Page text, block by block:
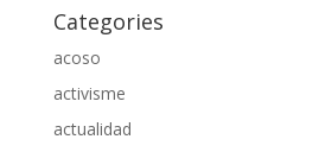
Categories
acoso
activisme
actualidad